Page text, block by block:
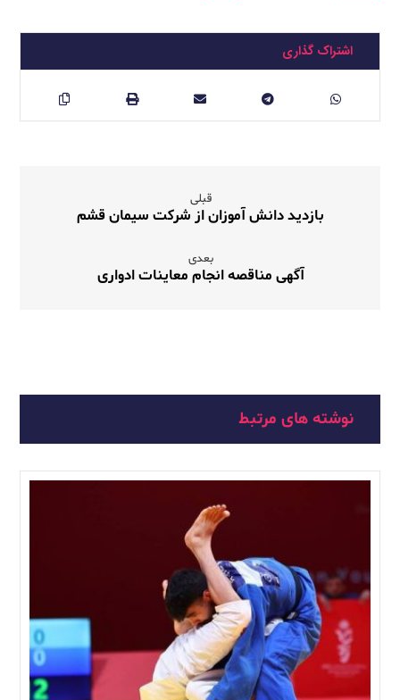
قبلی
بازدید دانش آموزان از شرکت سیمان قشم
بعدی
آگهی مناقصه انجام معاینات ادواری
نوشته های مرتبط